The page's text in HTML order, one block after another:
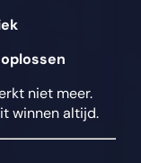
niet meer.
winnen altijd.